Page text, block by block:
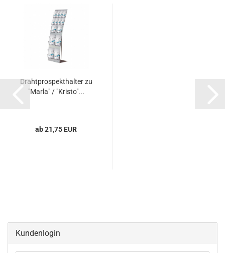
Drahtprospekthalter zu
"Marla" / "Kristo"...
ab 21,75 EUR
Kundenlogin